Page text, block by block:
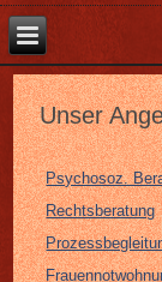
Unser
Psychosoz.
Rechtsberatung